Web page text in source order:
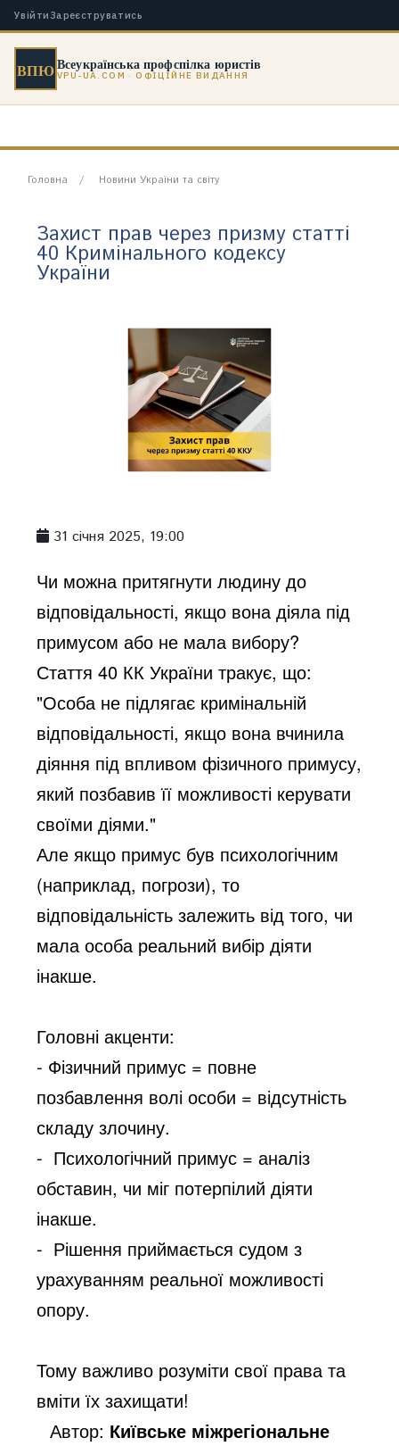
Увійти Зареєструватись
ВПЮВсеукраїнська профспілка юристів
VPU-UA.COM · ОФІЦІЙНЕ ВИДАННЯ
Головна Новини України та світу
Захист прав через призму статті
40 Кримінального кодексу
України
31 січня 2025, 19:00
Чи можна притягнути людину до
відповідальності, якщо вона діяла під
примусом або не мала вибору?
Стаття 40 КК України тракує, що:
"Особа не підлягає кримінальній
відповідальності, якщо вона вчинила
діяння під впливом фізичного примусу,
який позбавив її можливості керувати
своїми діями."
Але якщо примус був психологічним
(наприклад, погрози), то
відповідальність залежить від того, чи
мала особа реальний вибір діяти
інакше.
Головні акценти:
- Фізичний примус = повне
позбавлення волі особи = відсутність
складу злочину.
- Психологічний примус = аналіз
обставин, чи міг потерпілий діяти
інакше.
- Рішення приймається судом з
урахуванням реальної можливості
опору.
Тому важливо розуміти свої права та
вміти їх захищати!
Автор: Київське міжрегіональне